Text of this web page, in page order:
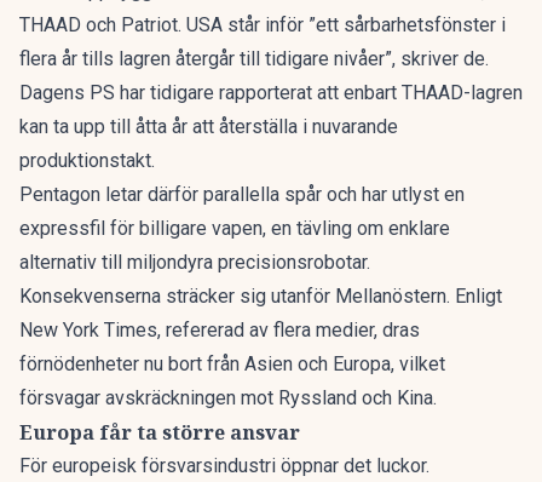
THAAD och Patriot. USA står inför ”ett sårbarhetsfönster i
flera år tills lagren återgår till tidigare nivåer”, skriver de.
Dagens PS har tidigare rapporterat att enbart THAAD-lagren
kan ta upp till åtta år att återställa i nuvarande
produktionstakt.
Pentagon letar därför parallella spår och har utlyst en
expressfil för billigare vapen, en tävling om enklare
alternativ till miljondyra precisionsrobotar.
Konsekvenserna sträcker sig utanför Mellanöstern. Enligt
New York Times, refererad av flera medier, dras
förnödenheter nu bort från Asien och Europa, vilket
försvagar avskräckningen mot Ryssland och Kina.
Europa får ta större ansvar
För europeisk försvarsindustri öppnar det luckor.